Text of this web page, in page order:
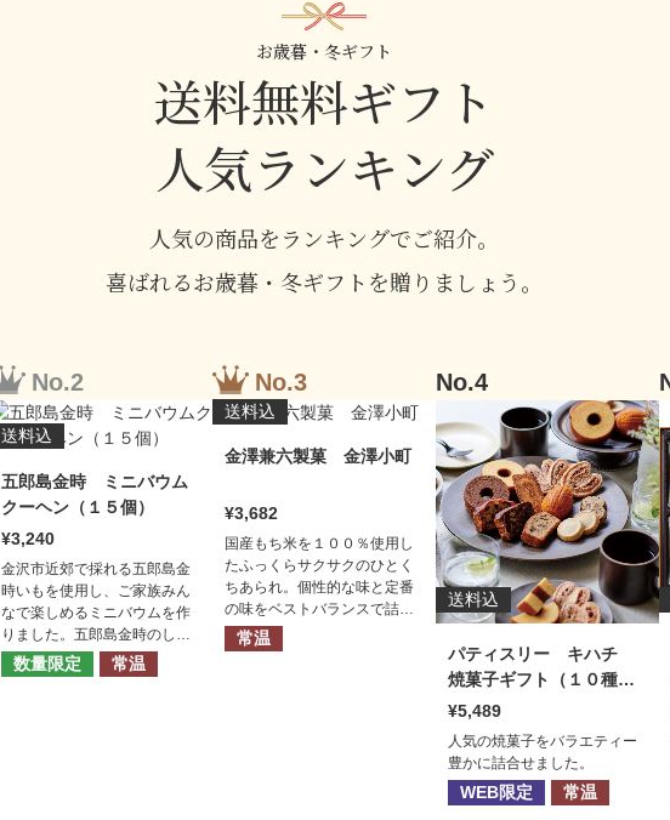
お歳暮・冬ギフト
送料無料ギフト
人気ランキング
人気の商品をランキングでご紹介。
喜ばれるお歳暮・冬ギフトを贈りましょう。
送料込
五郎島金時 ミニバウム
クーヘン（１５個）
3,240
金沢市近郊で採れる五郎島金
時いもを使用し、ご家族みん
なで楽しめるミニバウムを作
りました。五郎島金時のしっ
かりとした甘みとやわらかな
バウムの食感が特徴です。
数量限定 常温
送料込
金澤兼六製菓 金澤小町
3,682
国産もち米を１００％使用し
たふっくらサクサクのひとく
ちあられ。個性的な味と定番
の味をベストバランスで詰合
せました。缶ではなく箱にす
ることで廃棄の手間もなく置
常温
送料込
パティスリー キハチ
焼菓子ギフト（１０種３
０個入）
5,489
人気の焼菓子をバラエティー
豊かに詰合せました。
WEB限定 常温